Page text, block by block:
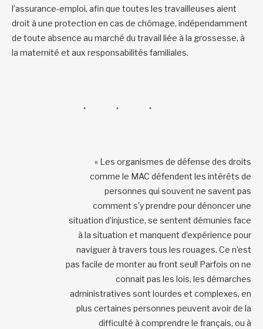
l’assurance-emploi, afin que toutes les travailleuses aient
droit à une protection en cas de chômage, indépendamment
de toute absence au marché du travail liée à la grossesse, à
la maternité et aux responsabilités familiales.
« Les organismes de défense des droits
comme le MAC défendent les intérêts de
personnes qui souvent ne savent pas
comment s’y prendre pour dénoncer une
situation d’injustice, se sentent démunies face
à la situation et manquent d’expérience pour
naviguer à travers tous les rouages. Ce n’est
pas facile de monter au front seul! Parfois on ne
connait pas les lois, les démarches
administratives sont lourdes et complexes, en
plus certaines personnes peuvent avoir de la
difficulté à comprendre le français, ou à